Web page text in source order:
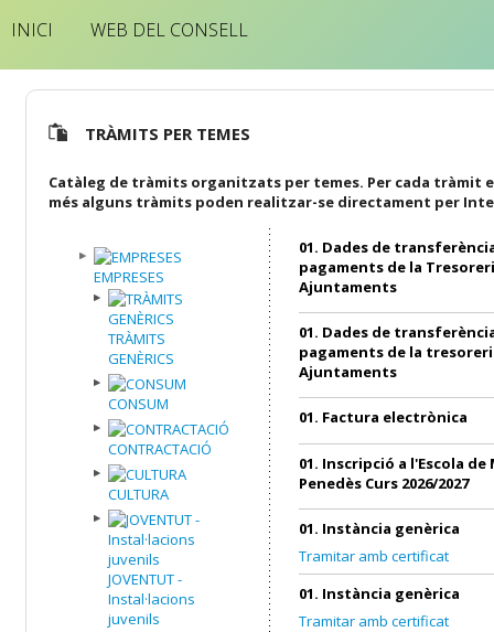
INICI WEB DEL CONSELL
TRÀMITS PER TEMES
Catàleg de tràmits organitzats per temes. Per cada tràmit
més alguns tràmits poden realitzar-se directament per
EMPRESES
TRÀMITS
GENÈRICS
CONSUM
CONTRACTACIÓ
CULTURA
JOVENTUT -
Instal·lacions
juvenils
01. Dades de
pagaments de la
Ajuntaments
01. Dades de
pagaments de la
Ajuntaments
01. Factura electrònica
01. Inscripció a l'Escola
Penedès Curs 2026/2027
01. Instància genèrica
Tramitar amb certificat
01. Instància genèrica
Tramitar amb certificat